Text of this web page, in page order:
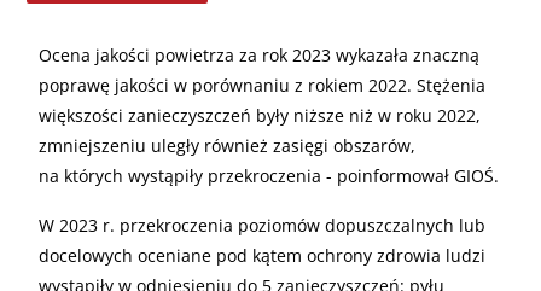
Ocena jakości powietrza za rok 2023 wykazała znaczną
poprawę jakości w porównaniu z rokiem 2022. Stężenia
większości zanieczyszczeń były niższe niż w roku 2022,
zmniejszeniu uległy również zasięgi obszarów,
na których wystąpiły przekroczenia - poinformował GIOŚ.
W 2023 r. przekroczenia poziomów dopuszczalnych lub
docelowych oceniane pod kątem ochrony zdrowia ludzi
wystąpiły w odniesieniu do 5 zanieczyszczeń: pyłu